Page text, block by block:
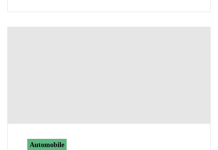
Automobile